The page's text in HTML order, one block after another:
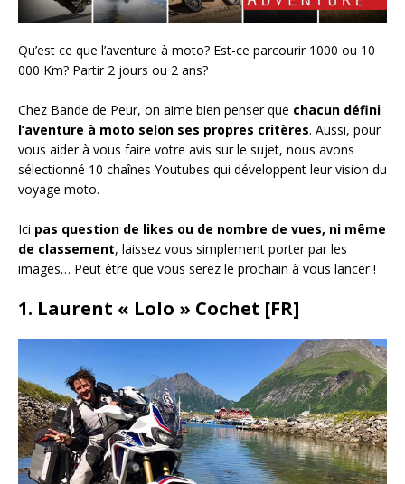
Qu’est ce que l’aventure à moto? Est-ce parcourir 1000 ou 10
000 Km? Partir 2 jours ou 2 ans?
Chez Bande de Peur, on aime bien penser que chacun défini
l’aventure à moto selon ses propres critères. Aussi, pour
vous aider à vous faire votre avis sur le sujet, nous avons
sélectionné 10 chaînes Youtubes qui développent leur vision du
voyage moto.
Ici pas question de likes ou de nombre de vues, ni même
de classement, laissez vous simplement porter par les
images… Peut être que vous serez le prochain à vous lancer !
1. Laurent « Lolo » Cochet [FR]